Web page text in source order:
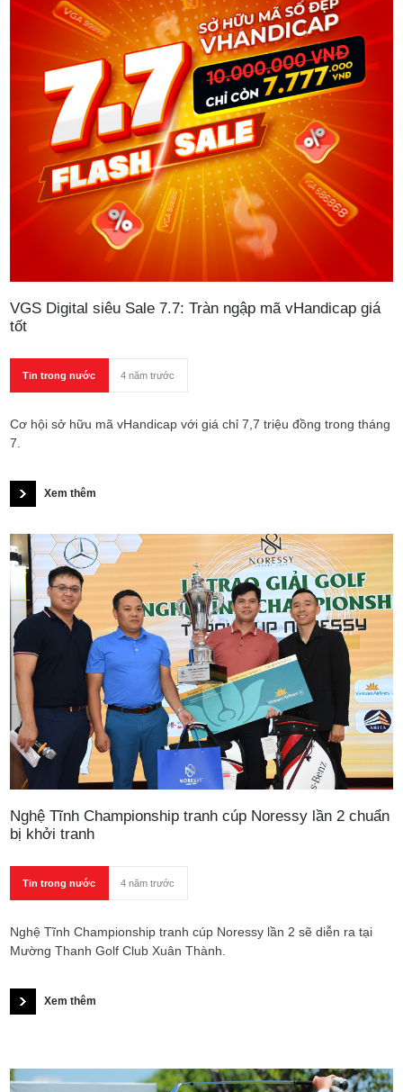
VGS Digital siêu Sale 7.7: Tràn ngập mã vHandicap giá
tốt
Tin trong nước 4 năm trước
Cơ hội sở hữu mã vHandicap với giá chỉ 7,7 triệu đồng trong tháng
7.
Xem thêm
Nghệ Tĩnh Championship tranh cúp Noressy lần 2 chuẩn
bị khởi tranh
Tin trong nước 4 năm trước
Nghệ Tĩnh Championship tranh cúp Noressy lần 2 sẽ diễn ra tại
Mường Thanh Golf Club Xuân Thành.
Xem thêm